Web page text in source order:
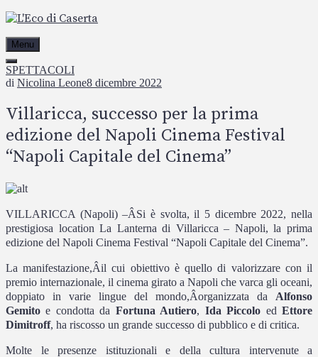
Passa
contenuto
Menu
SPETTACOLI
di Nicolina Leone8 dicembre 2022
Villaricca, successo per la prima
edizione del Napoli Cinema Festival
“Napoli Capitale del Cinema”
VILLARICCA (Napoli) –ÂSi è svolta, il 5 dicembre 2022, nella
prestigiosa location La Lanterna di Villaricca – Napoli, la prima
edizione del Napoli Cinema Festival “Napoli Capitale del Cinema”.
La manifestazione,Âil cui obiettivo è quello di valorizzare con il
premio internazionale, il cinema girato a Napoli che varca gli oceani,
doppiato in varie lingue del mondo,Âorganizzata da Alfonso
Gemito e condotta da Fortuna Autiero, Ida Piccolo edEttore
Dimitroff, ha riscosso un grande successo di pubblico e di critica.
Molte le presenze istituzionali e della cultura intervenute a